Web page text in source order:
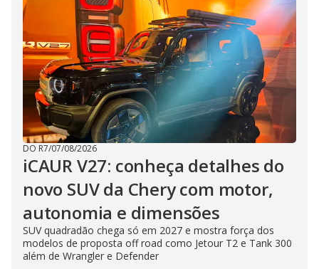
DO R7/07/08/2026
iCAUR V27: conheça detalhes do
novo SUV da Chery com motor,
autonomia e dimensões
SUV quadradão chega só em 2027 e mostra força dos
modelos de proposta off road como Jetour T2 e Tank 300
além de Wrangler e Defender